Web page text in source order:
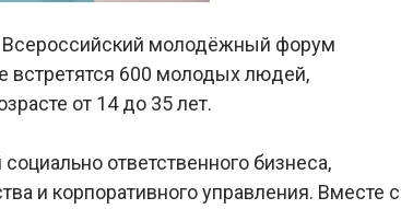
Всероссийский молодёжный форум
600 молодых людей,
от 14 до 35 лет.
ответственного бизнеса,
и корпоративного управления. Вместе с